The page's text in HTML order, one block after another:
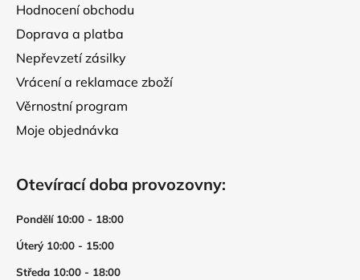
Hodnocení obchodu
Doprava a platba
Nepřevzetí zásilky
Vrácení a reklamace zboží
Věrnostní program
Moje objednávka
Otevírací doba provozovny:
Pondělí 10:00 - 18:00
Úterý 10:00 - 15:00
Středa 10:00 - 18:00